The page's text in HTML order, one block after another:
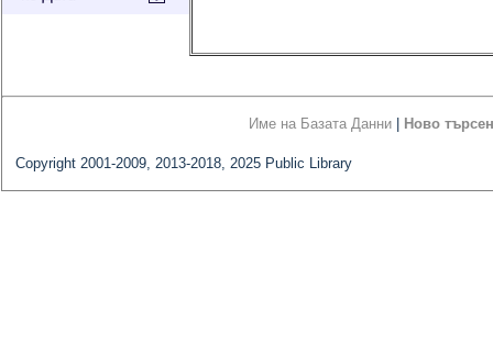
Име на Базата Данни Ново
Copyright 2001-2009, 2013-2018, 2025 Public Library